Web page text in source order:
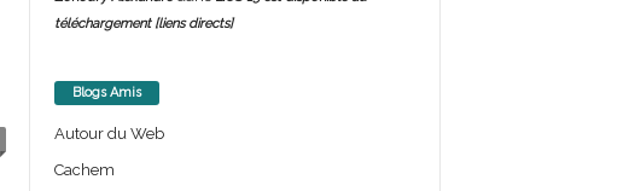
téléchargement [liens directs]
Blogs Amis
Autour du Web
Cachem